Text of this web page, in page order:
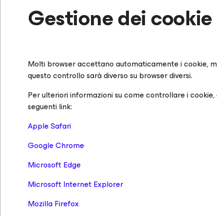
Gestione dei cookie
Molti browser accettano automaticamente i cookie,
questo controllo sarà diverso su browser diversi.
Per ulteriori informazioni su come controllare i
seguenti link:
Apple Safari
Google Chrome
Microsoft Edge
Microsoft Internet Explorer
Mozilla Firefox